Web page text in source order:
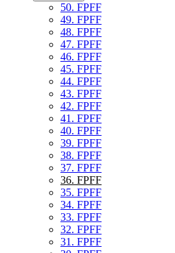
50. FPFF
49. FPFF
48. FPFF
47. FPFF
46. FPFF
45. FPFF
44. FPFF
43. FPFF
42. FPFF
41. FPFF
40. FPFF
39. FPFF
38. FPFF
37. FPFF
36. FPFF
35. FPFF
34. FPFF
33. FPFF
32. FPFF
31. FPFF